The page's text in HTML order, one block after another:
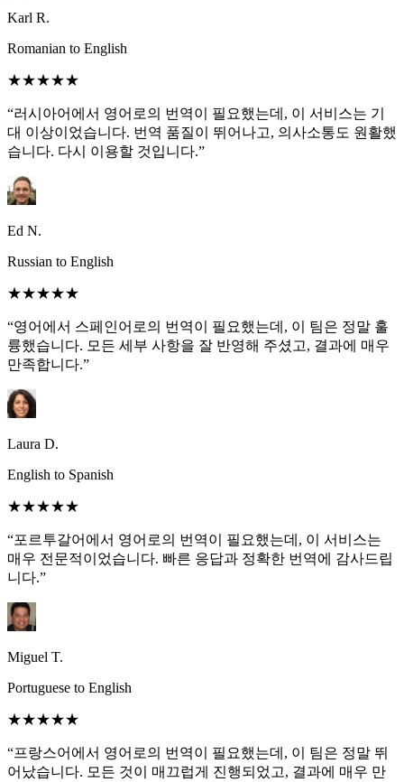
Karl R.
Romanian to English
★★★★★
“러시아어에서 영어로의 번역이 필요했는데, 이 서비스는 기
대 이상이었습니다. 번역 품질이 뛰어나고, 의사소통도 원활했
습니다. 다시 이용할 것입니다.”
Ed N.
Russian to English
★★★★★
“영어에서 스페인어로의 번역이 필요했는데, 이 팀은 정말 훌
륭했습니다. 모든 세부 사항을 잘 반영해 주셨고, 결과에 매우
만족합니다.”
Laura D.
English to Spanish
★★★★★
“포르투갈어에서 영어로의 번역이 필요했는데, 이 서비스는
매우 전문적이었습니다. 빠른 응답과 정확한 번역에 감사드립
니다.”
Miguel T.
Portuguese to English
★★★★★
“프랑스어에서 영어로의 번역이 필요했는데, 이 팀은 정말 뛰
어났습니다. 모든 것이 매끄럽게 진행되었고, 결과에 매우 만